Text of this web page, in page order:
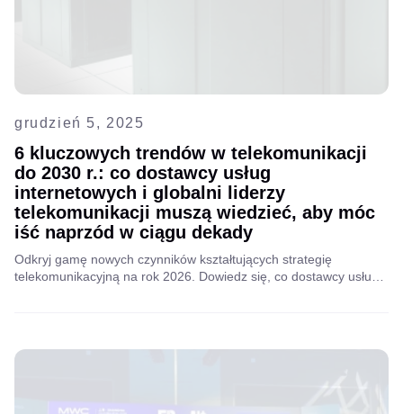
grudzień 5, 2025
6 kluczowych trendów w telekomunikacji
do 2030 r.: co dostawcy usług
internetowych i globalni liderzy
telekomunikacji muszą wiedzieć, aby móc
iść naprzód w ciągu dekady
Odkryj gamę nowych czynników kształtujących strategię
telekomunikacyjną na rok 2026. Dowiedz się, co dostawcy usług